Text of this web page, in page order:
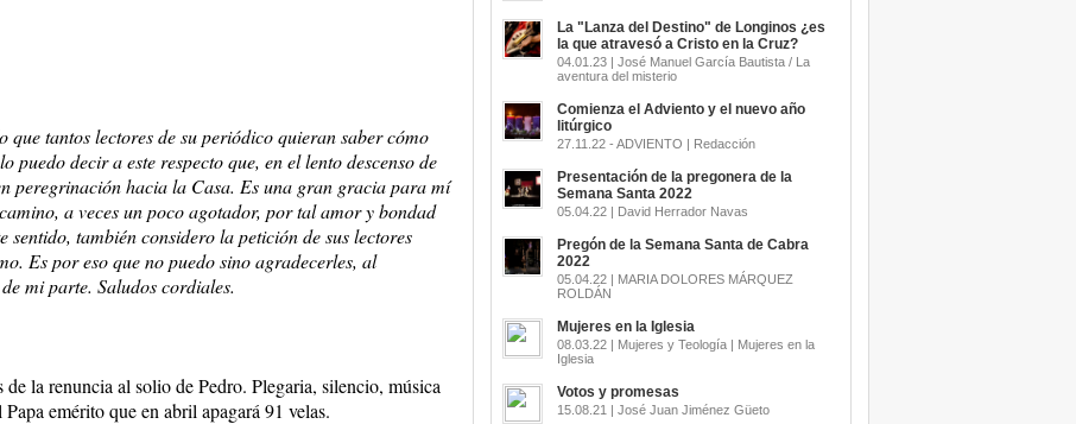
tantos lectores de su periódico quieran saber cómo
puedo decir a este respecto que, en el lento descenso de
peregrinación hacia la Casa. Es una gran gracia para mí
a veces un poco agotador, por tal amor y bondad
también considero la petición de sus lectores
Es por eso que no puedo sino agradecerles, al
mi parte. Saludos cordiales.
la renuncia al solio de Pedro. Plegaria, silencio, música
emérito que en abril apagará 91 velas.
La "Lanza del Destino" de Longinos ¿es
la que atravesó a Cristo en la Cruz?
04.01.23 | José Manuel García Bautista / La
aventura del misterio
Comienza el Adviento y el nuevo año
litúrgico
27.11.22 - ADVIENTO | Redacción
Presentación de la pregonera de la
Semana Santa 2022
05.04.22 | David Herrador Navas
Pregón de la Semana Santa de Cabra
2022
05.04.22 | MARIA DOLORES MÁRQUEZ
ROLDÁN
Mujeres en la Iglesia
08.03.22 | Mujeres y Teología | Mujeres en la
Iglesia
Votos y promesas
15.08.21 | José Juan Jiménez Güeto